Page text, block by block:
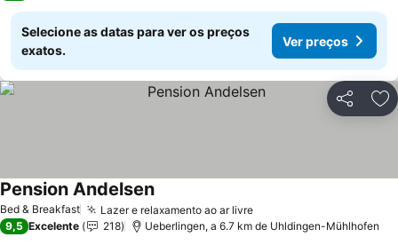
Selecione as datas para ver os preços
exatos.
Ver preços
Partilhar
Bed & Breakfast Lazer e relaxamento ao ar livreVer preços
Pension AndelsenVer preços
9,5 Excelente 218 Ueberlingen, a 6.7 km de Uhldingen-Mühlhofen